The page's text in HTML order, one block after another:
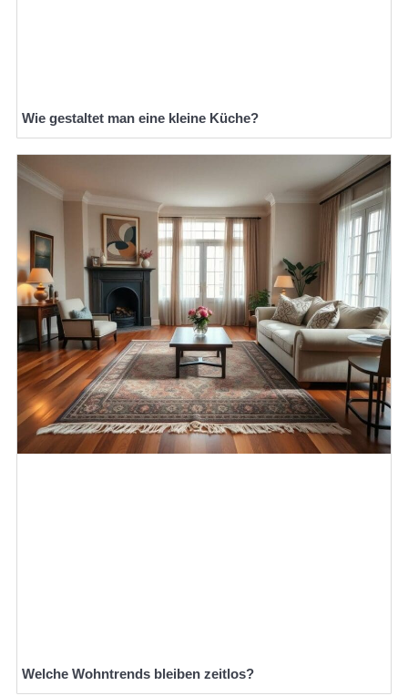
Wie gestaltet man eine kleine Küche?
Welche Wohntrends bleiben zeitlos?